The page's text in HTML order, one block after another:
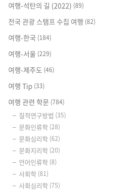
여행-석탄의 길 (2022) (89)
전국 관광 스탬프 수집 여행 (82)
여행-한국 (184)
여행-서울 (229)
여행-제주도 (46)
여행 Tip (33)
여행 관련 학문 (784)
질적연구방법 (35)
문화인류학 (28)
문화심리학 (62)
문화지리학 (20)
언어인류학 (8)
사회학 (81)
사회심리학 (75)